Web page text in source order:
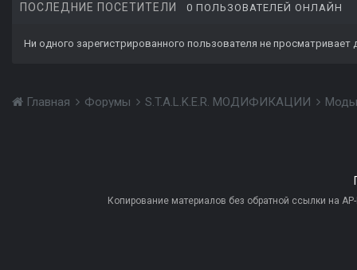
ПОСЛЕДНИЕ ПОСЕТИТЕЛИ 0 ПОЛЬЗОВАТЕЛЕЙ ОНЛАЙН
Ни одного зарегистрированного пользователя не просматривает
Главная Форумы S.T.A.L.K.E.R. МОДИФИКАЦИИ
Копирование материалов без обратной ссылки на